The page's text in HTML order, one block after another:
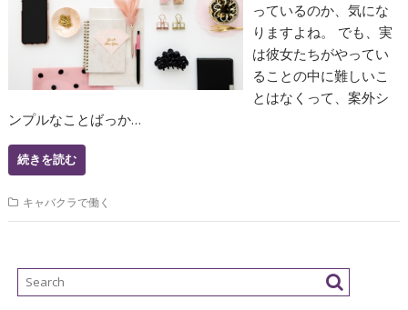
っているのか、気にな
りますよね。 でも、実
は彼女たちがやってい
ることの中に難しいこ
とはなくって、案外シ
ンプルなことばっか…
続きを読む
キャバクラで働く